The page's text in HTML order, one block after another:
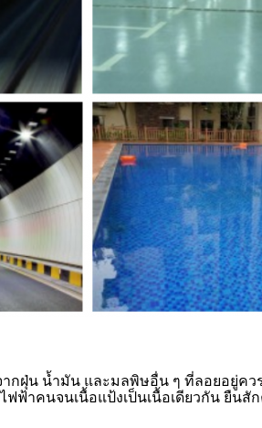
ากฝุ่น น้ำมัน และมลพิษอื่น ๆ ที่ลอยอยู่ค
ฟ้าคนจนเนื้อแป้งเป็นเนื้อเดียวกัน ยืนสั